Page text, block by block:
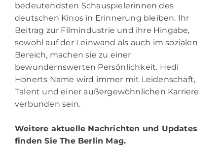
bedeutendsten Schauspielerinnen des
deutschen Kinos in Erinnerung bleiben. Ihr
Beitrag zur Filmindustrie und ihre Hingabe,
sowohl auf der Leinwand als auch im sozialen
Bereich, machen sie zu einer
bewundernswerten Persönlichkeit. Hedi
Honerts Name wird immer mit Leidenschaft,
Talent und einer außergewöhnlichen Karriere
verbunden sein.
Weitere aktuelle Nachrichten und Updates
finden SieThe Berlin Mag.